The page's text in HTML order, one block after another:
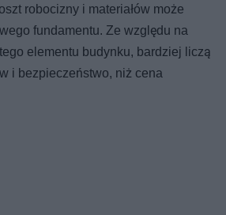
robocizny i materiałów może
fundamentu. Ze względu na
elementu budynku, bardziej liczą
i bezpieczeństwo, niż cena